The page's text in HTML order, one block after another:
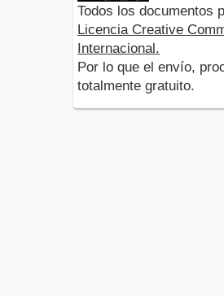
Todos los documentos
Licencia Creative
Internacional.
Por lo que el envío,
totalmente gratuito.